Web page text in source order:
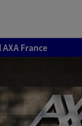
Accéder
au
Accéder
au
pied
France